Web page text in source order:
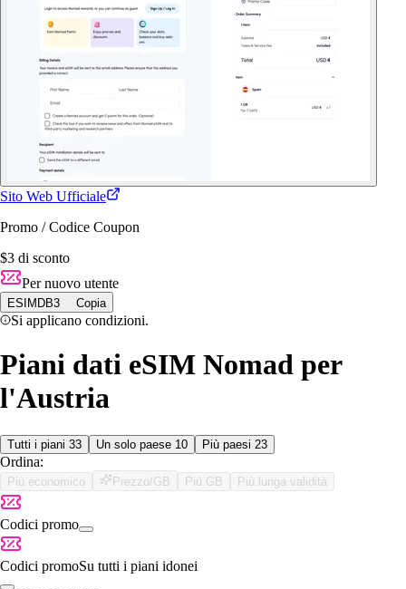
Sito Web Ufficiale
Promo / Codice Coupon
$3 di sconto
Per nuovo utente
ESIMDB3 Copia
Si applicano condizioni.
Piani dati eSIM Nomad per
l'Austria
Tutti i piani 33 Un solo paese 10 Più paesi 23
Ordina:
Più economico Prezzo/GB Più GB Più lunga validità
Codici promo
Codici promoSu tutti i piani idonei